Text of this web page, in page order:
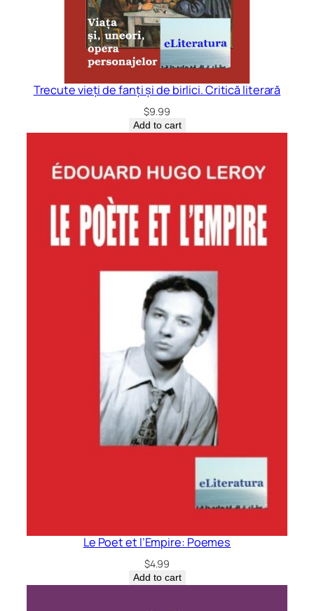
Trecute vieți de fanți și de birlici. Critică literară
$9.99
Add to cart
Le Poet et l’Empire: Poemes
$4.99
Add to cart